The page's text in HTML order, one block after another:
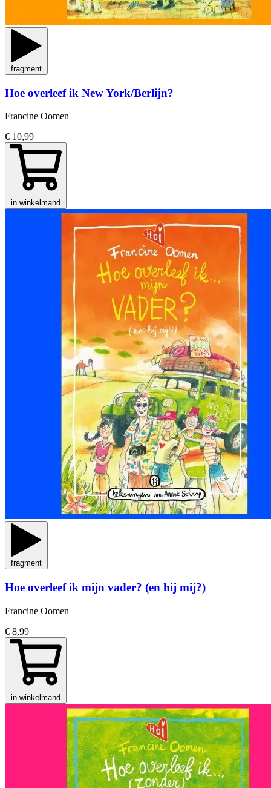
fragment
Hoe overleef ik New York/Berlijn?
Francine Oomen
€ 10,99
in winkelmand
fragment
Hoe overleef ik mijn vader? (en hij mij?)
Francine Oomen
€ 8,99
in winkelmand